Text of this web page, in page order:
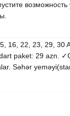
возможность
16, 22, 23, 29, 30
paket: 29 azn.
Səhər